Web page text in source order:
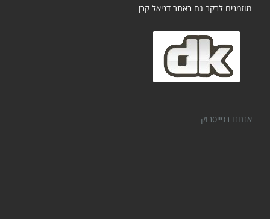
מוזמנים לבקר גם באתר דניאל קרן
אנחנו בפייסבוק